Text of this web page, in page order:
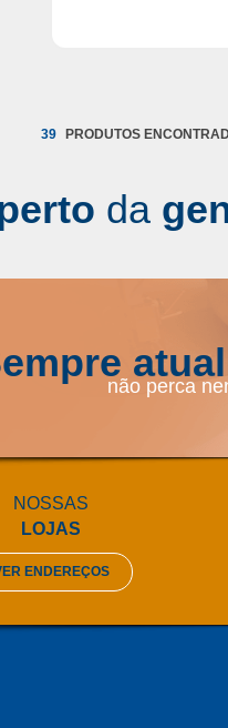
39
da
não perca
NOSSAS
LOJAS
ENDEREÇOS